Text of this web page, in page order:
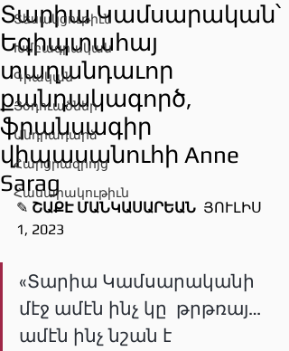
Տեսակցութիւն
Խմբագրական
Գրական
Յօդուածներ
Անդրադարձ
Հարցրազրոյց
Հասարակութիւն
Տարիա Կամսարական՝
Եգիպտահայ
տաղանդաւոր
քանդակագործ,
ֆրանսագիր
վիպասանուհի Anne
Sarag
✎ ՇԱՔԷ ՄԱՆԿԱՍԱՐԵԱՆ ՅՈՒԼԻՍ
1, 2023
«Տարիա Կամսարականի
մէջ ամէն ինչ կը  թրթռայ…
ամէն ինչ նշան է